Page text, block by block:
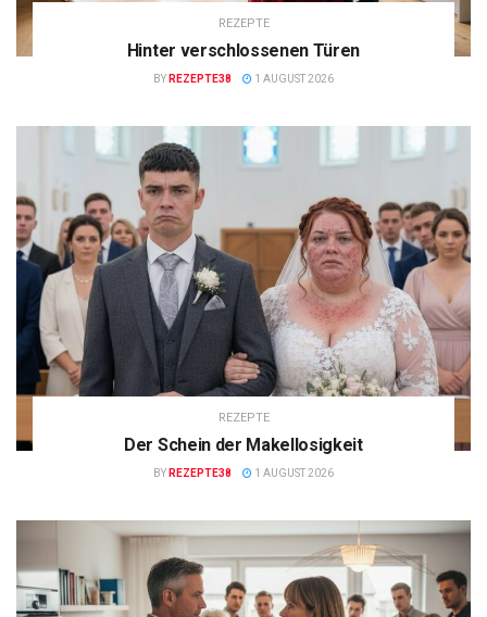
REZEPTE
Hinter verschlossenen Türen
BY REZEPTE38 1 AUGUST 2026
REZEPTE
Der Schein der Makellosigkeit
BY REZEPTE38 1 AUGUST 2026